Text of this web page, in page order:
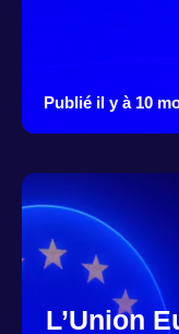
Publié il y à 10
L’Union